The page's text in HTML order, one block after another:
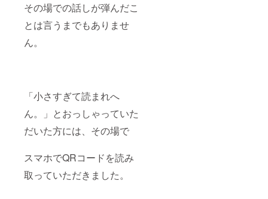
その場での話しが弾んだこ
とは言うまでもありませ
ん。
「小さすぎて読まれへ
ん。」とおっしゃっていた
だいた方には、その場で
スマホでQRコードを読み
取っていただきました。